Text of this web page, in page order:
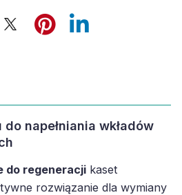
napełniania wkładów
do regeneracji kaset
rozwiązanie dla wymiany